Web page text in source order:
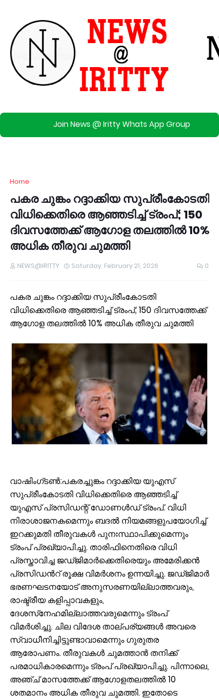
Join News @ Iritty Whats App Group
Home
പകര ചുങ്കം റദ്ദാക്കിയ സുപ്രീംകോടതി
വിധിക്കെതിരെ ആഞ്ഞടിച്ച് ട്രംപ്; 150
ദിവസത്തേക്ക് ആ​ഗോള തലത്തിൽ 10%
അധിക തീരുവ ചുമത്തി
NEWS@IRITTY Saturday, February 21, 2026 0
പകര ചുങ്കം റദ്ദാക്കിയ സുപ്രീംകോടതി
വിധിക്കെതിരെ ആഞ്ഞടിച്ച് ട്രംപ്; 150 ദിവസത്തേക്ക്
ആ​ഗോള തലത്തിൽ 10% അധിക തീരുവ ചുമത്തി
വാഷിംഗ്ടൺ:പകരച്ചുങ്കം റദ്ദാക്കിയ യുഎസ്
സുപ്രീംകോടതി വിധിക്കെതിരെ ആഞ്ഞടിച്ച്
യുഎസ് പ്രസിഡന്റ് ഡോണൾഡ് ട്രംപ്. വിധി
നിരാശാജനകമെന്നും ബദൽ നിയമങ്ങളുപയോഗിച്ച്
ഇറക്കുമതി തീരുവകൾ പുനഃസ്ഥാപിക്കുമെന്നും
ട്രംപ് പ്രഖ്യാപിച്ചു. താരിഫിനെതിരെ വിധി
പ്രസ്താവിച്ച ജഡ്ജിമാർക്കെതിരെയും അമേരിക്കൻ
പ്രസിഡന്‍റ് രൂക്ഷ വിമർശനം ഉന്നയിച്ചു. ജഡ്ജിമാർ
ഭരണഘടനയോട് അനുസരണയില്ലാത്തവരും,
രാഷ്ട്രീയ കളിപ്പാവകളും,
ദേശസ്‌നേഹമില്ലാത്തവരുമെന്നും ട്രംപ്
വിമർശിച്ചു. ചില വിദേശ താല്പര്യങ്ങൾ അവരെ
സ്വാധീനിച്ചിട്ടുണ്ടാവാമെന്നും ഗുരുതര
ആരോപണം. തീരുവകൾ ചുമത്താൻ തനിക്ക്
പരമാധികാരമെന്നും ട്രംപ് പ്രഖ്യാപിച്ചു. പിന്നാലെ,
അഞ്ച് മാസത്തേക്ക് ആഗോളതലത്തിൽ 10
ശതമാനം അധിക തീരുവ ചുമത്തി. ഇതോടെ